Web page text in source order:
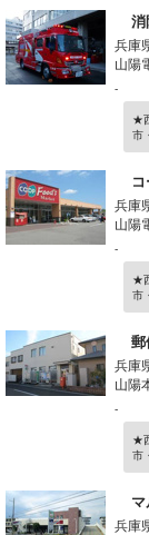
兵庫
山陽
-
★
市
兵庫
山陽
-
★
市
郵
兵庫
山陽
-
★
市
兵庫